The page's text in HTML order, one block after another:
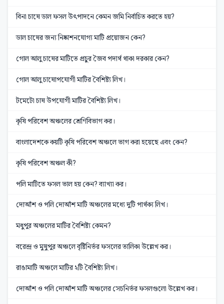
বিনা চাষে ডাল ফসল উৎপাদনে কেমন জমি নির্বাচিত করতে হয়?
ডাল চাষের জন্য নিষ্কাশনযোগ্য মাটি প্রয়োজন কেন?
গোল আলু চাষের মাটিতে প্রচুর জৈব পদার্থ থাকা দরকার কেন?
গোল আলু চাষোপযোগী মাটির বৈশিষ্ট্য লিখ।
টমেটো চাষ উপযোগী মাটির বৈশিষ্ট্য লিখ।
কৃষি পরিবেশ অঞ্চলের শ্রেণিবিভাগ কর।
বাংলাদেশকে কয়টি কৃষি পরিবেশ অঞ্চলে ভাগ করা হয়েছে এবং কেন?
কৃষি পরিবেশ অঞ্চল কী?
পলি মাটিতে ফসল ভাল হয় কেন? ব্যাখ্যা কর।
দোআঁশ ও পলি দোআঁশ মাটি অঞ্চলের মধ্যে দুটি পার্থক্য লিখ।
মধুপুর অঞ্চলের মাটির বৈশিষ্ট্য কেমন?
বরেন্দ্র ও মুষুপুর অঞ্চলে বৃষ্টিনির্ভর ফসলের তালিকা উল্লেখ কর।
রাঙামাটি অঞ্চলে মাটির ২টি বৈশিষ্ট্য লিখ।
দোআঁশ ও পলি দোআঁশ মাটি অঞ্চলের সেচনির্ভর ফসলগুলো উল্লেখ কর।